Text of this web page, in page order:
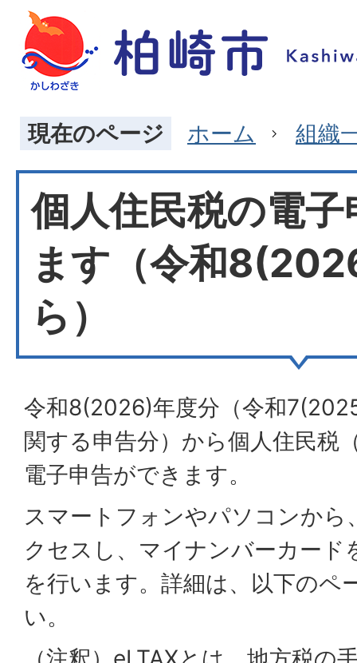
現在のページ ホーム 組織
個人住民税の電
ます（令和
ら）
令和8(2026)年度分（令和
関する申告分）から個人住民税
電子申告ができます。
スマートフォンやパソコンから
クセスし、マイナンバーカード
を行います。詳細は、以下のペ
い。